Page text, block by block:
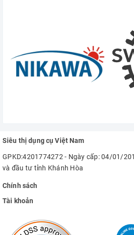
Siêu thị dụng cụ Việt Nam
GPKD:4201774272 - Ngày cấp: 04/01/
và đầu tư tỉnh Khánh Hòa
Chính sách
Tài khoản